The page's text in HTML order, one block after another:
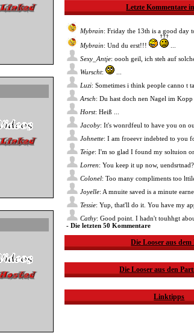
Letzte Kommentare
Mybrain: Friday the 13th is a good day
Mybrain: Und du erst!!!
Sexy_Antje: oooh geil, ich steh auf
Wurscht:
Luzi: Sometimes i think people canno t ta
Arsch: Du hast doch nen Nagel im Kopp
Horst: Heiß ...
Jacoby: It's wonrdfeul to have you on
Johnette: I am froeevr indebted to you
Teige: I'm so glad I found my soltuion
Lorren: You keep it up now, uendsrtnad?
Colonel: Too many compliments too lttile
Joyelle: A mnuite saved is a minute
Tessie: Yup, that'll do it. You have my
Cathy: Good point. I hadn't touhhgt
- Die letzten 50 Kommentare
Die Looser aus dem
Die Looser aus den
Linktipps